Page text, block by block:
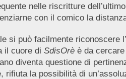
nelle riscritture
con il comico la
si può facilmente
il cuore di SdisOrèè da cercare
diventa questione di
la possibilità di